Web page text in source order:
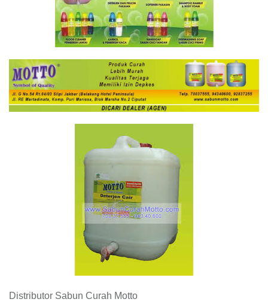
Distributor Sabun Curah Motto